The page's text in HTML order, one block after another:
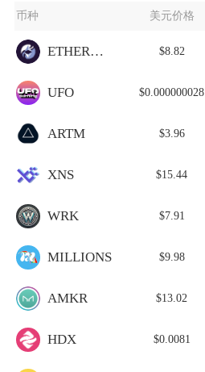
币种 美元价格
ETHERNAL $8.82
UFO $0.000000028
ARTM $3.96
XNS $15.44
WRK $7.91
MILLIONS $9.98
AMKR $13.02
HDX $0.0081